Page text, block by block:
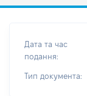
Дата та час
подання:
Тип документа: